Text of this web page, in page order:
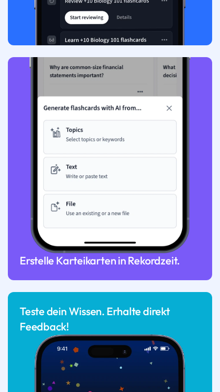
Erstelle Karteikarten in Rekordzeit.
Teste dein Wissen. Erhalte direkt
Feedback!